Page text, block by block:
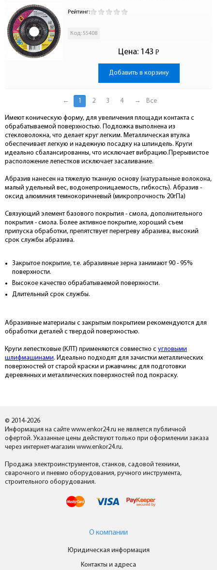
Рейтинг:
Код: 55408
Цена: 143 Р
-
Добавить в корзину
← 1 2 3 4 → Все
Имеют коническую форму, для увеличения площади контакта с
обрабатываемой поверхностью. Подложка выполнена из
стекловолокна, что делает круг легким. Металлическая втулка
обеспечивает легкую и надежную посадку на шпиндель. Круги
идеально сбалансированны, что исключает вибрацию.Прерывистое
расположение лепестков исключает засаливание.
Абразив нанесен на тяжелую тканную основу (натуральные волокона,
малый удельный вес, водонепроницаемость, гибкость). Абразив -
оксид алюминия темнокоричневый (микропрочность 20гПа)
Связующий элемент базового покрытия - смола, дополнительного
покрытия - смола. Более активное покрытие, хороший съем
припуска обработки, препятствует перегреву абразива, высокий
срок службы абразива.
Закрытое покрытие, т.е. абразивные зерна занимают 90 - 95%
поверхности.
Высокое качество обрабатываемой поверхности.
Длительный срок службы.
Абразивные материалы с закрытым покрытием рекомендуются для
обработки деталей с твердой поверхностью.
Круги лепестковые (КЛТ) применяются совместно с угловыми
шлифмашинами. Идеально подходят для зачистки металлических
поверхностей от старой краски и ржавчины; для подготовки
деревянных и металлических поверхностей под покраску.
© 2014-2026
Информация на сайте www.enkor24.ru не является публичной
офертой. Указанные цены действуют только при оформлении заказа
через интернет-магазин www.enkor24.ru.
Продажа электроинструментов, станков, садовой техники,
сварочного и пневмо оборудования, ручного инструмента,
строительного оборудования.
О компании
Юридическая информация
Контакты и адреса